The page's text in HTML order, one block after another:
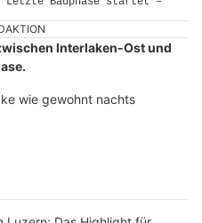
Interlaken-Ost und
wie gewohnt nachts